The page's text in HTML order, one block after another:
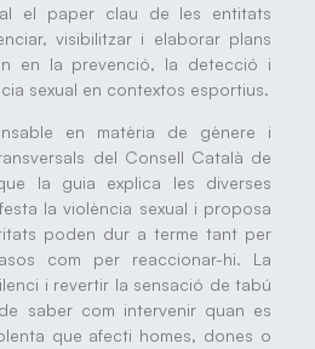
el paper clau de les entitats
visibilitzar i elaborar plans
en la prevenció, la detecció i
sexual en contextos esportius.
en matèria de gènere i
del Consell Català de
la guia explica les diverses
la violència sexual i proposa
poden dur a terme tant per
com per reaccionar-hi. La
i revertir la sensació de tabú
saber com intervenir quan es
que afecti homes, dones o